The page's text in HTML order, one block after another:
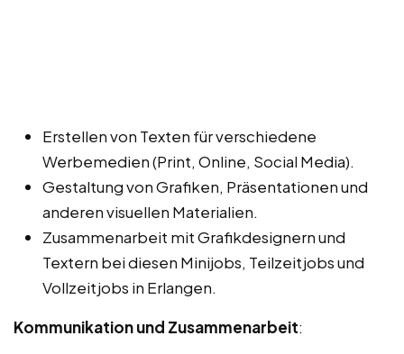
Erstellen von Texten für verschiedene
Werbemedien (Print, Online, Social Media).
Gestaltung von Grafiken, Präsentationen und
anderen visuellen Materialien.
Zusammenarbeit mit Grafikdesignern und
Textern bei diesen Minijobs, Teilzeitjobs und
Vollzeitjobs in Erlangen.
Kommunikation und Zusammenarbeit: